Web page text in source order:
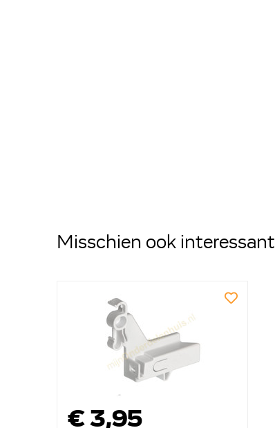
Misschien ook interessant
€ 3,95